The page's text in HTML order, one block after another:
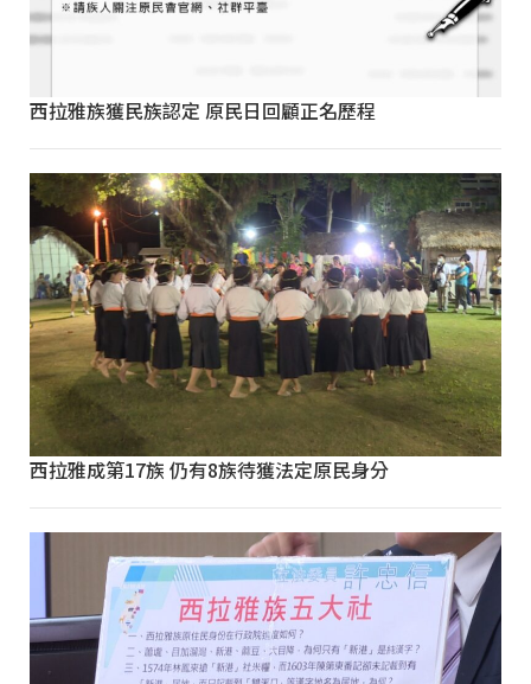
西拉雅族獲民族認定 原民日回顧正名歷程
西拉雅成第17族 仍有8族待獲法定原民身分